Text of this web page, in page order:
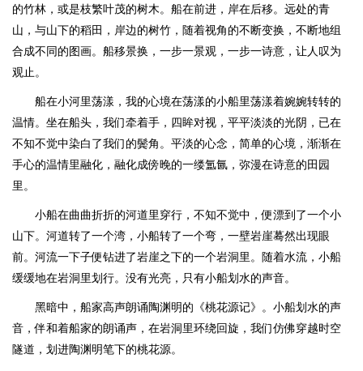
的竹林，或是枝繁叶茂的树木。船在前进，岸在后移。远处的青
山，与山下的稻田，岸边的树竹，随着视角的不断变换，不断地组
合成不同的图画。船移景换，一步一景观，一步一诗意，让人叹为
观止。
船在小河里荡漾，我的心境在荡漾的小船里荡漾着婉婉转转的
温情。坐在船头，我们牵着手，四眸对视，平平淡淡的光阴，已在
不知不觉中染白了我们的鬓角。平淡的心念，简单的心境，渐渐在
手心的温情里融化，融化成傍晚的一缕氲氤，弥漫在诗意的田园
里。
小船在曲曲折折的河道里穿行，不知不觉中，便漂到了一个小
山下。河道转了一个湾，小船转了一个弯，一壁岩崖蓦然出现眼
前。河流一下子便钻进了岩崖之下的一个岩洞里。随着水流，小船
缓缓地在岩洞里划行。没有光亮，只有小船划水的声音。
黑暗中，船家高声朗诵陶渊明的《桃花源记》。小船划水的声
音，伴和着船家的朗诵声，在岩洞里环绕回旋，我们仿佛穿越时空
隧道，划进陶渊明笔下的桃花源。